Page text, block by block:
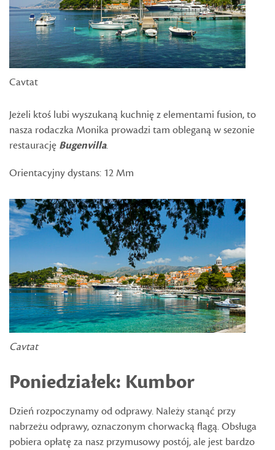
Cavtat
Jeżeli ktoś lubi wyszukaną kuchnię z elementami fusion, to
nasza rodaczka Monika prowadzi tam obleganą w sezonie
restaurację Bugenvilla.
Orientacyjny dystans: 12 Mm
Cavtat
Poniedziałek: Kumbor
Dzień rozpoczynamy od odprawy. Należy stanąć przy
nabrzeżu odprawy, oznaczonym chorwacką flagą. Obsługa
pobiera opłatę za nasz przymusowy postój, ale jest bardzo